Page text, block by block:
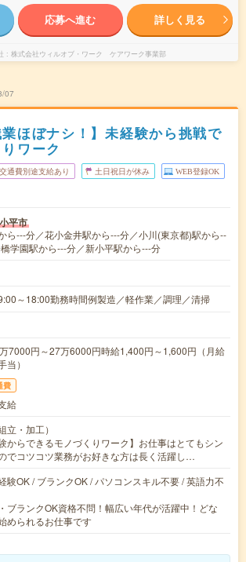
応募へ進む 詳しく見る
株式会社ウィルオブ・ワーク ケアワーク事業部
07
業ほぼナシ！】未経験から挑戦で
ワーク
交通費別途支給あり 土日祝日が休み WEB登録OK
平市
ら---分／花小金井駅から---分／小川(東京都)駅から--
学園駅から---分／新小平駅から---分
～18:00勤務時間例製造／軽作業／調理／清掃
7000円～27万6000円時給1,400円～1,600円（月給
当）
費
給
立・加工）
からできるモノづくりワーク】お仕事はとてもシン
でコツコツ業務がお好きな方は長く活躍し…
験OK / ブランクOK / パソコンスキル不要 / 英語力不
ブランクOK資格不問！幅広い年代が活躍中！どな
められるお仕事です